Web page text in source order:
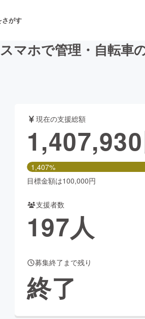
がす
フォーマンス
飲食店 ファッシ
漫画
ィー・ヘルスケア
ティ
マホで管理・自転車
現在の支援総額
1,407,930
1,407%
目標金額は100,000円
支援者数
197人
募集終了まで残り
終了